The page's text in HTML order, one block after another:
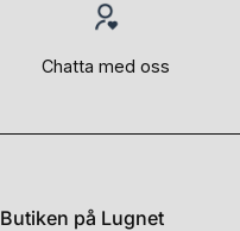
Chatta med oss
Butiken på Lugnet